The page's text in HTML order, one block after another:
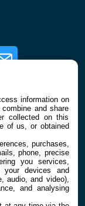
Newsletter
information on
and share
collected on this
of us, or obtained
purchases,
phone, precise
you services,
your devices and
audio, and video),
and analysing